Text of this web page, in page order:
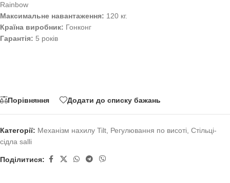
Rainbow
Максимальне навантаження: 120 кг.
Країна виробник: Гонконг
Гарантія: 5 років
Порівняння Додати до списку бажань
Категорії: Механізм нахилу Tilt, Регулювання по висоті, Стільці-
сідла salli
Поділитися: